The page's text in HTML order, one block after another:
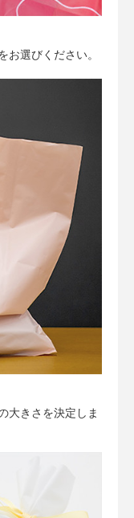
お選びください。
大きさを決定しま